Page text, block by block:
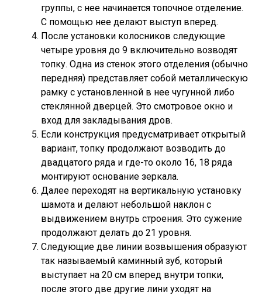
группы, с нее начинается топочное отделение.
С помощью нее делают выступ вперед.
После установки колосников следующие
четыре уровня до 9 включительно возводят
топку. Одна из стенок этого отделения (обычно
передняя) представляет собой металлическую
рамку с установленной в нее чугунной либо
стеклянной дверцей. Это смотровое окно и
вход для закладывания дров.
Если конструкция предусматривает открытый
вариант, топку продолжают возводить до
двадцатого ряда и где-то около 16, 18 ряда
монтируют основание зеркала.
Далее переходят на вертикальную установку
шамота и делают небольшой наклон с
выдвижением внутрь строения. Это сужение
продолжают делать до 21 уровня.
Следующие две линии возвышения образуют
так называемый каминный зуб, который
выступает на 20 см вперед внутри топки,
после этого две другие лини уходят на